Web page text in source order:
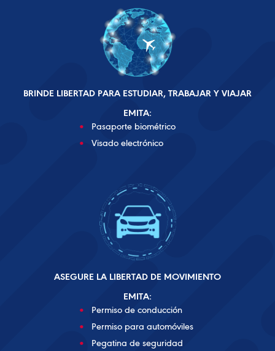
BRINDE LIBERTAD PARA ESTUDIAR, TRABAJAR Y VIAJAR
EMITA:
Pasaporte biométrico
Visado electrónico
ASEGURE LA LIBERTAD DE MOVIMIENTO
EMITA:
Permiso de conducción
Permiso para automóviles
Pegatina de seguridad